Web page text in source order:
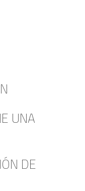
UNA
DE